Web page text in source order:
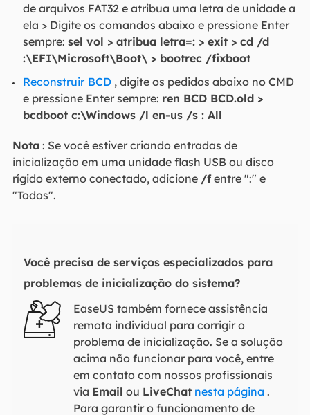
de arquivos FAT32 e atribua uma letra de unidade a
ela > Digite os comandos abaixo e pressione Enter
sempre: sel vol > atribua letra=: > exit > cd /d
:\EFI\Microsoft\Boot\ > bootrec /fixboot
Reconstruir BCD, digite os pedidos abaixo no CMD
e pressione Enter sempre: ren BCD BCD.old >
bcdboot c:\Windows /l en-us /s : All
Nota: Se você estiver criando entradas de
inicialização em uma unidade flash USB ou disco
rígido externo conectado, adicione /fentre ":" e
"Todos".
Você precisa de serviços especializados para
problemas de inicialização do sistema?
EaseUS também fornece assistência
remota individual para corrigir o
problema de inicialização. Se a solução
acima não funcionar para você, entre
em contato com nossos profissionais
via Email ou LiveChat nesta página .
Para garantir o funcionamento de